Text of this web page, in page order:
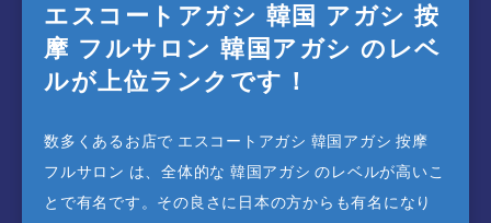
エスコートアガシ 韓国 アガシ 按
摩 フルサロン 韓国アガシ のレベ
ルが上位ランクです！
数多くあるお店で エスコートアガシ 韓国アガシ 按摩
フルサロン は、全体的な 韓国アガシ のレベルが高いこ
とで有名です。その良さに日本の方からも有名になり